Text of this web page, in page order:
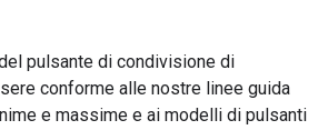
pulsante di condivisione di
conforme alle nostre linee guida
e massime e ai modelli di pulsanti